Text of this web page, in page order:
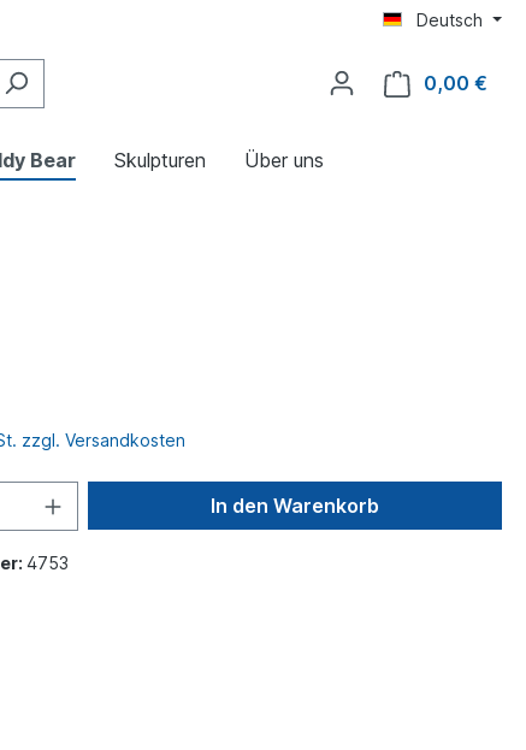
Deutsch
0,00 €
Bear Skulpturen Über uns
zzgl. Versandkosten
In den Warenkorb
4753